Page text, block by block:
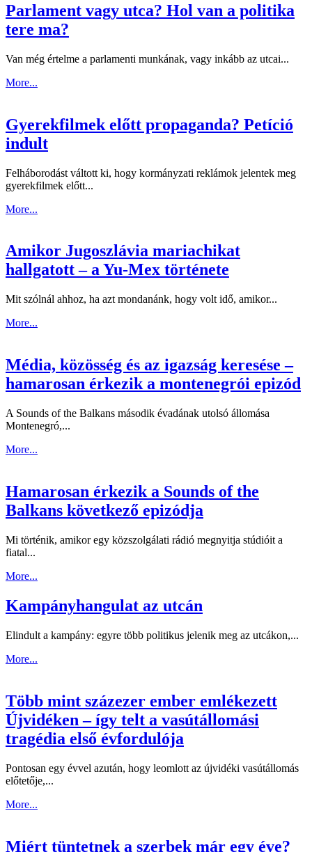
Parlament vagy utca? Hol van a politika
tere ma?
Van még értelme a parlamenti munkának, vagy inkább az utcai...
More...
Gyerekfilmek előtt propaganda? Petíció
indult
Felháborodást váltott ki, hogy kormányzati reklámok jelentek meg
gyerekfilmek előtt...
More...
Amikor Jugoszlávia mariachikat
hallgatott – a Yu-Mex története
Mit szólnál ahhoz, ha azt mondanánk, hogy volt idő, amikor...
More...
Média, közösség és az igazság keresése –
hamarosan érkezik a montenegrói epizód
A Sounds of the Balkans második évadának utolsó állomása
Montenegró,...
More...
Hamarosan érkezik a Sounds of the
Balkans következő epizódja
Mi történik, amikor egy közszolgálati rádió megnyitja stúdióit a
fiatal...
More...
Kampányhangulat az utcán
Elindult a kampány: egyre több politikus jelenik meg az utcákon,...
More...
Több mint százezer ember emlékezett
Újvidéken – így telt a vasútállomási
tragédia első évfordulója
Pontosan egy évvel azután, hogy leomlott az újvidéki vasútállomás
előtetője,...
More...
Miért tüntetnek a szerbek már egy éve?